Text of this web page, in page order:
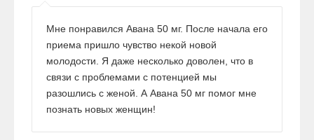
Мне понравился Авана 50 мг. После начала его
приема пришло чувство некой новой
молодости. Я даже несколько доволен, что в
связи с проблемами с потенцией мы
разошлись с женой. А Авана 50 мг помог мне
познать новых женщин!